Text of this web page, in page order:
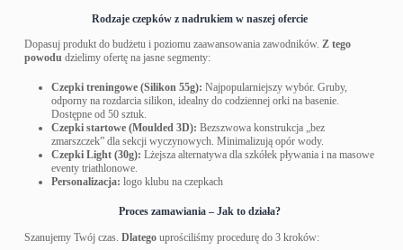
Rodzaje czepków z nadrukiem w naszej ofercie
Dopasuj produkt do budżetu i poziomu zaawansowania zawodników. Z tego
powodudzielimy ofertę na jasne segmenty:
Czepki treningowe (Silikon 55g): Najpopularniejszy wybór. Gruby,
odporny na rozdarcia silikon, idealny do codziennej orki na basenie.
Dostępne od 50 sztuk.
Czepki startowe (Moulded 3D): Bezszwowa konstrukcja „bez
zmarszczek” dla sekcji wyczynowych. Minimalizują opór wody.
Czepki Light (30g): Lżejsza alternatywa dla szkółek pływania i na masowe
eventy triathlonowe.
Personalizacja: logo klubu na czepkach
Proces zamawiania – Jak to działa?
Szanujemy Twój czas. Dlategouprościliśmy procedurę do 3 kroków: